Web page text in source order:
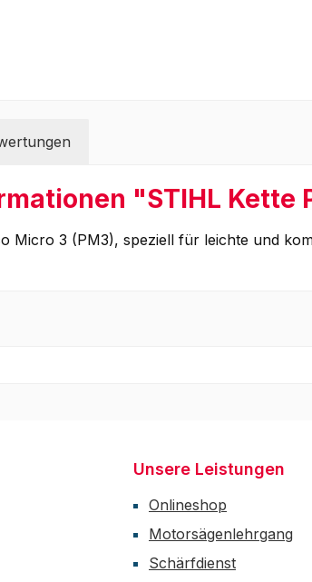
"STIHL Kette
Micro 3 (PM3), speziell für leichte und
Unsere Leistungen
Onlineshop
Motorsägenlehrgang
Schärfdienst